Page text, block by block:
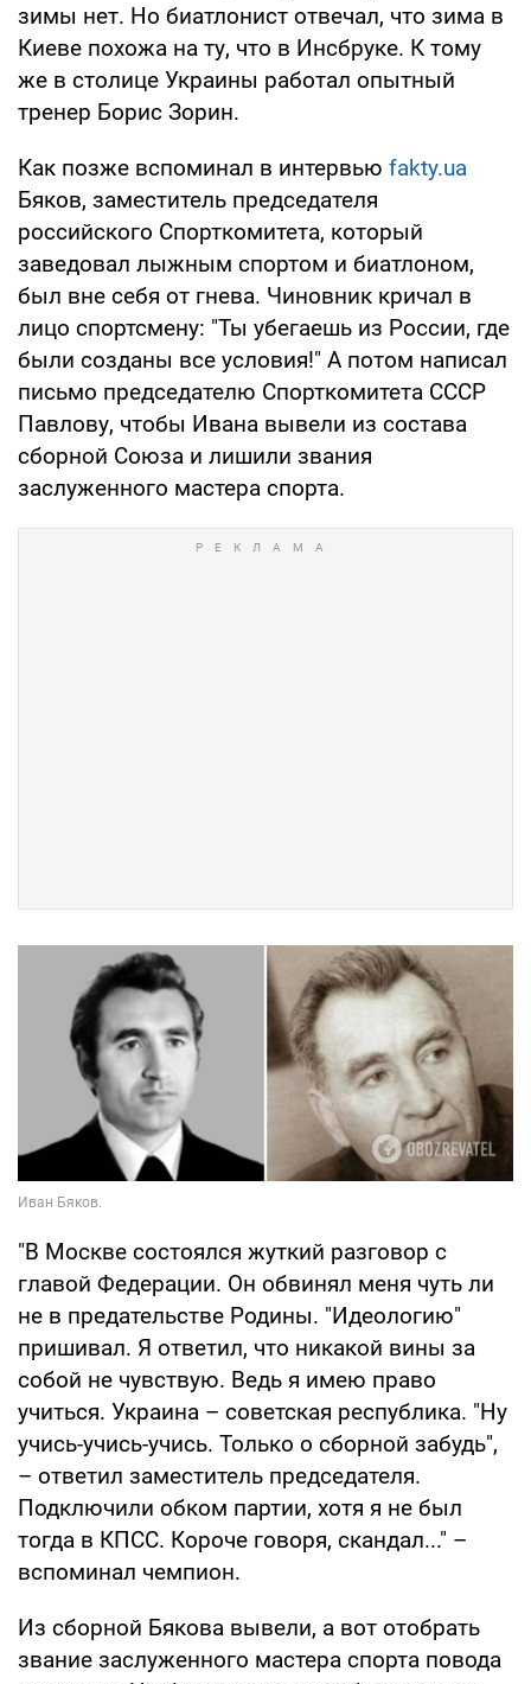
зимы нет. Но биатлонист отвечал, что зима в
Киеве похожа на ту, что в Инсбруке. К тому
же в столице Украины работал опытный
тренер Борис Зорин.
Как позже вспоминал в интервью fakty.ua
Бяков, заместитель председателя
российского Спорткомитета, который
заведовал лыжным спортом и биатлоном,
был вне себя от гнева. Чиновник кричал в
лицо спортсмену: "Ты убегаешь из России, где
были созданы все условия!" А потом написал
письмо председателю Спорткомитета СССР
Павлову, чтобы Ивана вывели из состава
сборной Союза и лишили звания
заслуженного мастера спорта.
"В Москве состоялся жуткий разговор с
главой Федерации. Он обвинял меня чуть ли
не в предательстве Родины. "Идеологию"
пришивал. Я ответил, что никакой вины за
собой не чувствую. Ведь я имею право
учиться. Украина – советская республика. "Ну
учись-учись-учись. Только о сборной забудь",
– ответил заместитель председателя.
Подключили обком партии, хотя я не был
тогда в КПСС. Короче говоря, скандал..." –
вспоминал чемпион.
Из сборной Бякова вывели, а вот отобрать
звание заслуженного мастера спорта повода